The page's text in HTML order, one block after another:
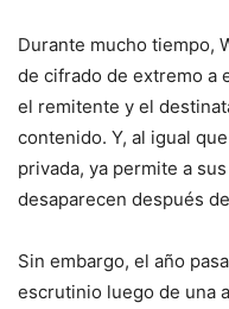
Durante mucho tiempo,
de cifrado de extremo a
el remitente y el
contenido. Y, al igual
privada, ya permite a
desaparecen después
Sin embargo, el año
escrutinio luego de una